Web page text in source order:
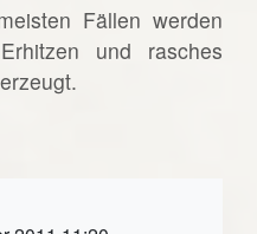
Fällen werden
und rasches